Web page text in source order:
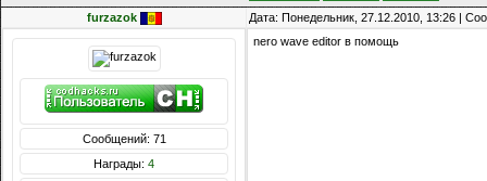
furzazok Дата: Понедельник, 27.12.2010, 13:26 |
Сообщений: 71
Награды: 4
nero wave editor в помощь